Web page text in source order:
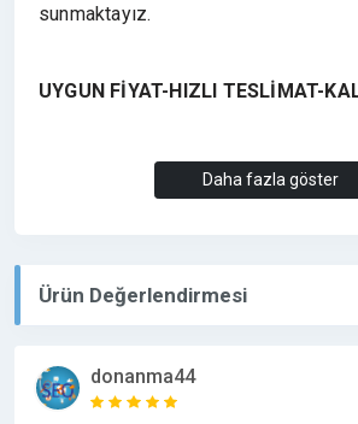
sunmaktayız.
UYGUN FİYAT-HIZLI TESLİMAT-
Tanıtım Yazısının Faydaları;
duyurmanızı sağlar.
Sitenizin arama sonuçlarında daha
çıkmasına katkı sağlar.
Daha fazla göster
Ürün Değerlendirmesi
donanma44